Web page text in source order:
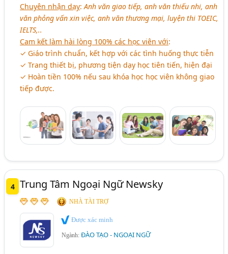
Chuyên nhận dạy:Anh văn giao tiếp, anh văn thiếu nhi, anh
văn phỏng vấn xin việc, anh văn thương mại, luyện thi TOEIC,
IELTS,..
Cam kết làm hài lòng 100% các học viên với:
✓ Giáo trình chuẩn, kết hợp với các tình huống thực tiễn
✓ Trang thiết bị, phương tiện dạy học tiên tiến, hiện đại
✓ Hoàn tiền 100% nếu sau khóa học học viên không giao
tiếp được.
4 Trung Tâm Ngoại Ngữ Newsky
NHÀ TÀI TRỢ
Được xác minh
Ngành:ĐÀO TẠO - NGOẠI NGỮ